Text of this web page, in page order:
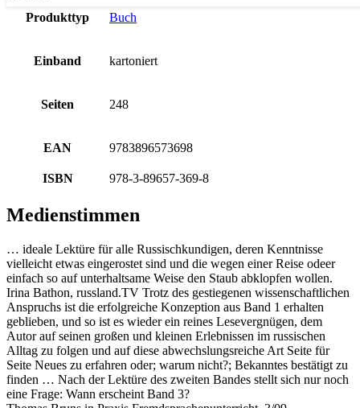
Produkttyp Buch
Einband kartoniert
Seiten 248
EAN 9783896573698
ISBN 978-3-89657-369-8
Medienstimmen
… ideale Lektüre für alle Russischkundigen, deren Kenntnisse
vielleicht etwas eingerostet sind und die wegen einer Reise odeer
einfach so auf unterhaltsame Weise den Staub abklopfen wollen.
Irina Bathon, russland.TV Trotz des gestiegenen wissenschaftlichen
Anspruchs ist die erfolgreiche Konzeption aus Band 1 erhalten
geblieben, und so ist es wieder ein reines Lesevergnügen, dem
Autor auf seinen großen und kleinen Erlebnissen im russischen
Alltag zu folgen und auf diese abwechslungsreiche Art Seite für
Seite Neues zu erfahren oder; warum nicht?; Bekanntes bestätigt zu
finden … Nach der Lektüre des zweiten Bandes stellt sich nur noch
eine Frage: Wann erscheint Band 3?